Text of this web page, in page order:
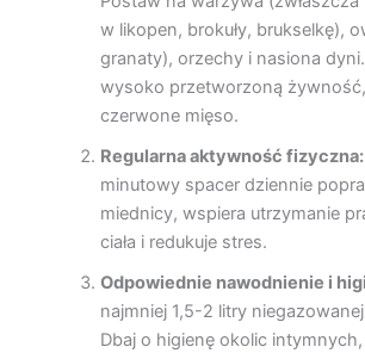
w likopen, brokuły, brukselkę),
granaty), orzechy i nasiona
wysoko przetworzoną
czerwone mięso.
Regularna aktywność fizyczna:
minutowy spacer dziennie
miednicy, wspiera utrzymanie
ciała i redukuje stres.
Odpowiednie nawodnienie i
najmniej 1,5-2 litry
Dbaj o higienę okolic